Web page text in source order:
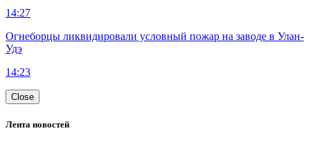
14:27
Огнеборцы ликвидировали условный пожар на заводе в Улан-
Удэ
14:23
Close
Лента новостей